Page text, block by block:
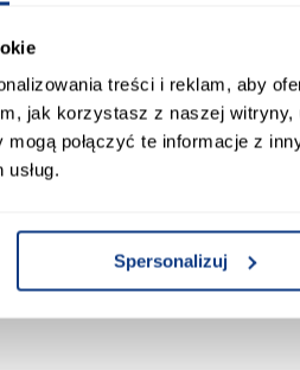
treści i reklam, aby
jak korzystasz z naszej witryny,
połączyć te informacje z
Spersonalizuj